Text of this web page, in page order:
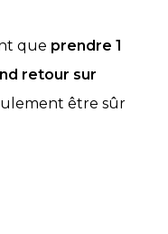
que prendre 1
retour sur
être sûr